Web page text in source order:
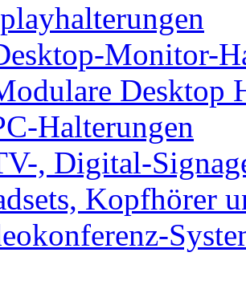
Monitor-
Desktop
Halterungen
, Digital-
Kopfhörer